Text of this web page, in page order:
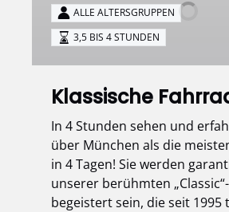
ALLE ALTERSGRUPPEN
3,5 BIS 4 STUNDEN
Klassische
In 4 Stunden sehen und
über München als die
in 4 Tagen! Sie werden
unserer berühmten
begeistert sein, die seit 1995